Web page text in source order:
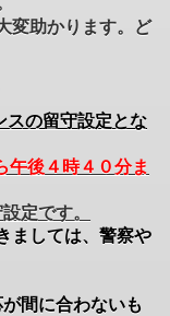
変助かります。ど
スの留守設定とな
午後４時４０分ま
定です。
ましては、警察や
間に合わないも